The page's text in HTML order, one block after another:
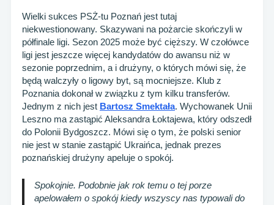
Wielki sukces PSŻ-tu Poznań jest tutaj
niekwestionowany. Skazywani na pożarcie skończyli w
półfinale ligi. Sezon 2025 może być cięższy. W czołówce
ligi jest jeszcze więcej kandydatów do awansu niż w
sezonie poprzednim, a i drużyny, o których mówi się, że
będą walczyły o ligowy byt, są mocniejsze. Klub z
Poznania dokonał w związku z tym kilku transferów.
Jednym z nich jest Bartosz Smektała. Wychowanek Unii
Leszno ma zastąpić Aleksandra Łoktajewa, który odszedł
do Polonii Bydgoszcz. Mówi się o tym, że polski senior
nie jest w stanie zastąpić Ukraińca, jednak prezes
poznańskiej drużyny apeluje o spokój.
Spokojnie. Podobnie jak rok temu o tej porze
apelowałem o spokój kiedy wszyscy nas typowali do